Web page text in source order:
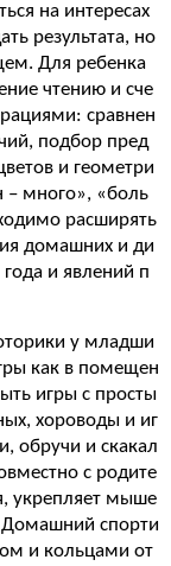
на интересах
результата, но
Для ребенка
чтению и сче
сравнен
подбор пред
и геометри
– много», «боль
расширять
домашних и ди
и явлений п
у младши
как в помещен
игры с просты
хороводы и иг
обручи и скакал
с родите
укрепляет мыше
спорти
и кольцами от